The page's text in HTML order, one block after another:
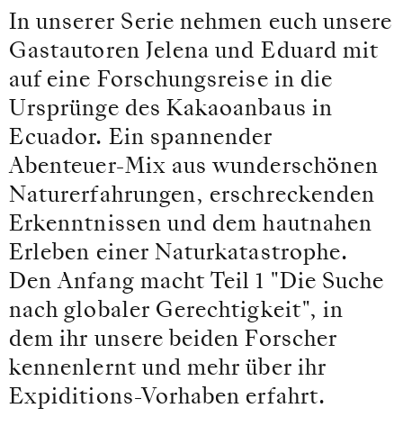
In unserer Serie nehmen euch unsere
Gastautoren Jelena und Eduard mit
auf eine Forschungsreise in die
Ursprünge des Kakaoanbaus in
Ecuador. Ein spannender
Abenteuer-Mix aus wunderschönen
Naturerfahrungen, erschreckenden
Erkenntnissen und dem hautnahen
Erleben einer Naturkatastrophe.
Den Anfang macht Teil 1 "Die Suche
nach globaler Gerechtigkeit", in
dem ihr unsere beiden Forscher
kennenlernt und mehr über ihr
Expiditions-Vorhaben erfahrt.